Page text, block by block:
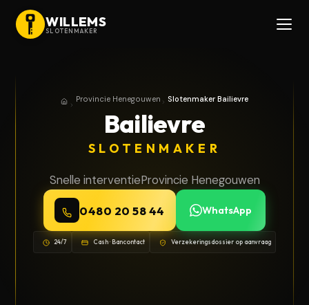
WILLEMS
SLOTENMAKER
HomeProvincie Henegouwen
Provincie Henegouwen Slotenmaker Bailievre
Bailievre
SLOTENMAKER
Snelle interventieProvincie Henegouwen
0480 20 58 44 WhatsApp
24/7 Cash · Bancontact Verzekeringsdossier op aanvraag